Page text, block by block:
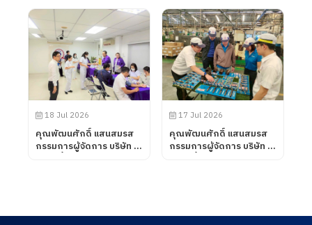
ได้ต้อนรับลูกค้าจาก บริษัท
UNIVANCE
CORPORATION โดยทาง
บริษัท พี ควอลิตี้ แมชชีน
พาร์ท จำกัด ได้นำเสนอ
ผลิตภัณฑ์ต่าง ๆ รวมถึง
การเข้าเยี่ยมชมกระบวนการ
ผลิตในส่วนของโรงงาน และ
ห้องปฏิบัติการทดสอบ เมื่อ
วันที่ 31 กรกฎาคม 2569
ต้อนรับคณะอาจารย์ และ
นักศึกษา ศึกษาดูงานเพื่อ
พัฒนาศักยภาพนักศึกษา
และอาจารย์ หลักสูตร
วิศวกรรมศาสตรบัณฑิต
สาขาวิศวกรรมการผลิต
อัตโนมัติ และสาขา
วิศวกรรมการจัดการ
อุตสาหกรรม คณะ
เทคโนโลยีอุตสาหกรรม จาก
มหาวิทยาลัย ราชภัฏราช
นครินทร์ จังหวัดฉะเชิงเทรา
18 Jul 2026
คุณพัฒนศักดิ์ แสนสมรส
กรรมการผู้จัดการ บริษัท พี
17 Jul 2026
คุณพัฒนศักดิ์ แสนสมรส
กรรมการผู้จัดการ บริษัท พี